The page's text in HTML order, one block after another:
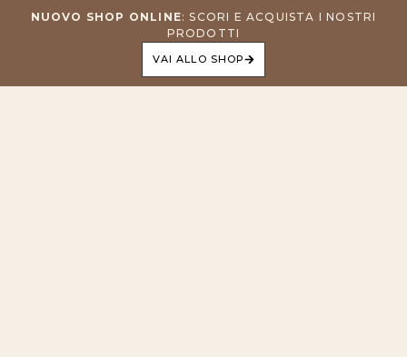
NUOVO SHOP ONLINE: SCORI E ACQUISTA I NOSTRI
PRODOTTI
VAI ALLO SHOP